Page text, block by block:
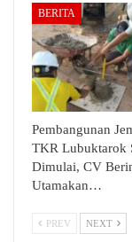
BERITA
Pembangunan
TKR Lubuktarok
Dimulai, CV
Utamakan…
PREV NEXT